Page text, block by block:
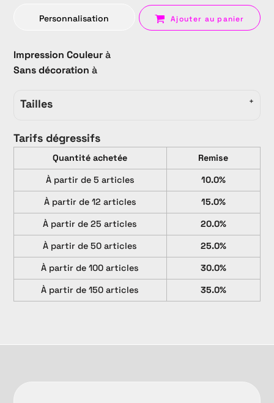
Personnalisation Ajouter au panier
Impression Couleurà
Sans décoration à
Tailles
Tarifs dégressifs
Quantité achetée
Remise
À partir de 5 articles
10.0%
À partir de 12 articles
15.0%
À partir de 25 articles
20.0%
À partir de 50 articles
25.0%
À partir de 100 articles
30.0%
À partir de 150 articles
35.0%